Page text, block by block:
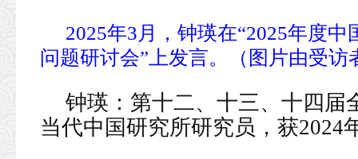
2025年3月，钟瑛在“2025年度
问题研讨会”上发言。（图片由受访
钟瑛：第十二、十三、十四届
当代中国研究所研究员，获2024